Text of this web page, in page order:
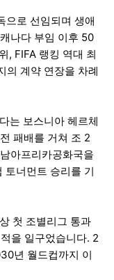
으로 선임되며 생애
나다 부임 이후 50
, FIFA 랭킹 역대 최
의 계약 연장을 차례
는 보스니아 헤르체
패배를 거쳐 조 2
아프리카공화국을
토너먼트 승리를 기
첫 조별리그 통과
을 일구었습니다. 2
년 월드컵까지 이